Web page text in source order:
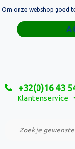
+32(0)16 43
Klantenservice
Home
Relatiegeschenken
Custom Made Projecten
Om onze webshop goed